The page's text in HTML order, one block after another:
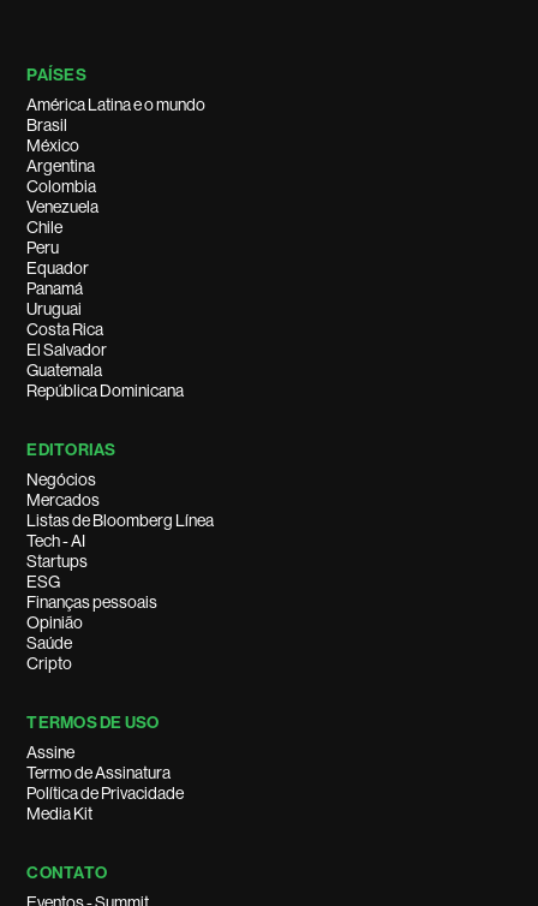
PAÍSES
América Latina e o mundo
Brasil
México
Argentina
Colombia
Venezuela
Chile
Peru
Equador
Panamá
Uruguai
Costa Rica
El Salvador
Guatemala
República Dominicana
EDITORIAS
Negócios
Mercados
Listas de Bloomberg Línea
Tech - AI
Startups
ESG
Finanças pessoais
Opinião
Saúde
Cripto
TERMOS DE USO
Assine
Termo de Assinatura
Política de Privacidade
Media Kit
CONTATO